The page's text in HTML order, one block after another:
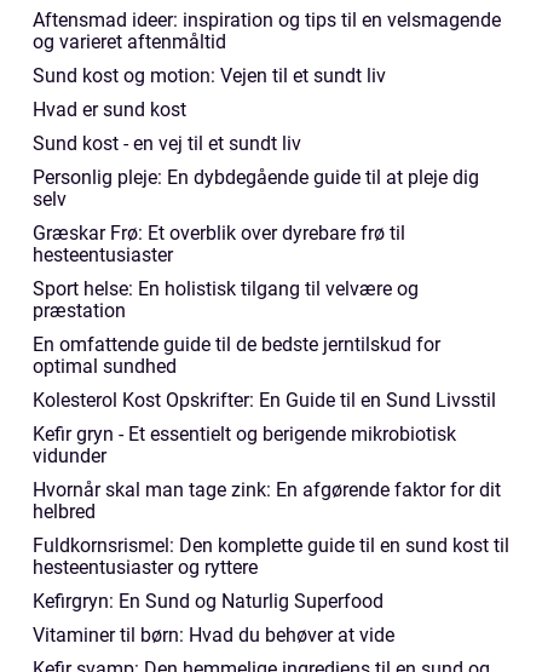
Aftensmad ideer: inspiration og tips til en velsmagende
og varieret aftenmåltid
Sund kost og motion: Vejen til et sundt liv
Hvad er sund kost
Sund kost - en vej til et sundt liv
Personlig pleje: En dybdegående guide til at pleje dig
selv
Græskar Frø: Et overblik over dyrebare frø til
hesteentusiaster
Sport helse: En holistisk tilgang til velvære og
præstation
En omfattende guide til de bedste jerntilskud for
optimal sundhed
Kolesterol Kost Opskrifter: En Guide til en Sund Livsstil
Kefir gryn - Et essentielt og berigende mikrobiotisk
vidunder
Hvornår skal man tage zink: En afgørende faktor for dit
helbred
Fuldkornsrismel: Den komplette guide til en sund kost til
hesteentusiaster og ryttere
Kefirgryn: En Sund og Naturlig Superfood
Vitaminer til børn: Hvad du behøver at vide